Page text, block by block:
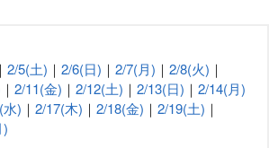
｜ 2/5(土) ｜ 2/6(日) ｜ 2/7(月) ｜ 2/8(火) ｜
｜ 2/11(金) ｜ 2/12(土) ｜ 2/13(日) ｜ 2/14(月)
水) ｜ 2/17(木) ｜ 2/18(金) ｜ 2/19(土) ｜